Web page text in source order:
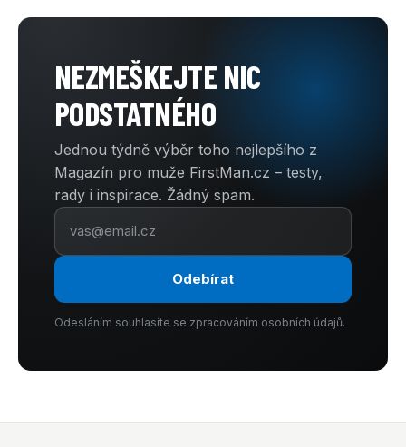
NEZMEŠKEJTE NIC
PODSTATNÉHO
Jednou týdně výběr toho nejlepšího z
Magazín pro muže FirstMan.cz – testy,
rady i inspirace. Žádný spam.
Odebírat
Odesláním souhlasíte se zpracováním osobních údajů.